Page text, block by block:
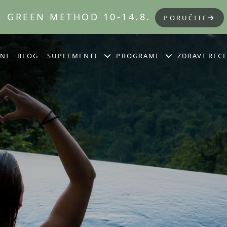
GREEN METHOD 10-14.8. PORUČITE
BLOG SUPLEMENTI PROGRAMI ZDRAVI